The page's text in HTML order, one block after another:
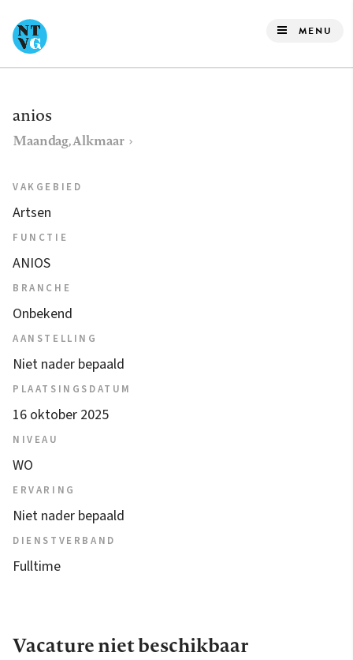
naar
de
gaan
MENU
anios
Maandag, Alkmaar
VAKGEBIED
Artsen
FUNCTIE
ANIOS
BRANCHE
Onbekend
AANSTELLING
Niet nader bepaald
PLAATSINGSDATUM
16 oktober 2025
NIVEAU
WO
ERVARING
Niet nader bepaald
DIENSTVERBAND
Fulltime
Vacature niet beschikbaar